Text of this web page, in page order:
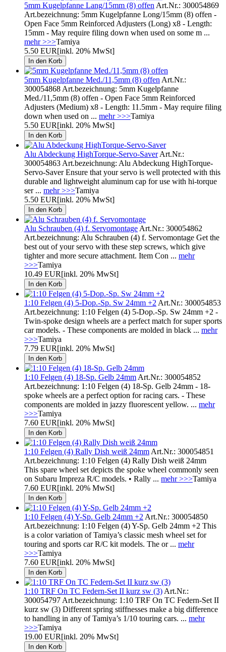
5mm Kugelpfanne Lang/15mm (8) offen Art.Nr.: 300054869
Art.bezeichnung: 5mm Kugelpfanne Long/15mm (8) offen -
Open Face 5mm Reinforced Adjusters (Long) x8 - Length:
15mm - May require filing down when used on some m ...
mehr >>>Tamiya
5.50 EUR[inkl. 20% MwSt]
5mm Kugelpfanne Med./11,5mm (8) offen Art.Nr.:
300054868 Art.bezeichnung: 5mm Kugelpfanne
Med./11,5mm (8) offen - Open Face 5mm Reinforced
Adjusters (Medium) x8 - Length: 11.5mm - May require filing
down when used on ... mehr >>>Tamiya
5.50 EUR[inkl. 20% MwSt]
Alu Abdeckung HighTorque-Servo-SaverArt.Nr.:
300054863 Art.bezeichnung: Alu Abdeckung HighTorque-
Servo-Saver Ensure that your servo is well protected with this
durable and lightweight aluminum cap for use with hi-torque
ser ... mehr >>>Tamiya
5.50 EUR[inkl. 20% MwSt]
Alu Schrauben (4) f. Servomontage Art.Nr.: 300054862
Art.bezeichnung: Alu Schrauben (4) f. Servomontage Get the
best out of your servo with these step screws, which give
tighter and more secure attachment. Item Con ... mehr
>>>Tamiya
10.49 EUR[inkl. 20% MwSt]
1:10 Felgen (4) 5-Dop.-Sp. Sw 24mm +2 Art.Nr.: 300054853
Art.bezeichnung: 1:10 Felgen (4) 5-Dop.-Sp. Sw 24mm +2 -
Twin-spoke design wheels are a perfect match for super sports
car models. - These components are molded in black ... mehr
>>>Tamiya
7.79 EUR[inkl. 20% MwSt]
1:10 Felgen (4) 18-Sp. Gelb 24mm Art.Nr.: 300054852
Art.bezeichnung: 1:10 Felgen (4) 18-Sp. Gelb 24mm - 18-
spoke wheels are a perfect option for racing cars. - These
components are molded in jazzy fluorescent yellow. ... mehr
>>>Tamiya
7.60 EUR[inkl. 20% MwSt]
1:10 Felgen (4) Rally Dish weiß 24mm Art.Nr.: 300054851
Art.bezeichnung: 1:10 Felgen (4) Rally Dish weiß 24mm
This spare wheel set depicts the spoke wheel commonly seen
on Subaru Impreza R/C models. • Rally ... mehr >>>Tamiya
7.60 EUR[inkl. 20% MwSt]
1:10 Felgen (4) Y-Sp. Gelb 24mm +2 Art.Nr.: 300054850
Art.bezeichnung: 1:10 Felgen (4) Y-Sp. Gelb 24mm +2 This
is a color variation of Tamiya’s classic mesh wheel set for
touring and sports car R/C kit models. The or ... mehr
>>>Tamiya
7.60 EUR[inkl. 20% MwSt]
1:10 TRF On TC Federn-Set II kurz sw (3) Art.Nr.:
300054797 Art.bezeichnung: 1:10 TRF On TC Federn-Set II
kurz sw (3) Different spring stiffnesses make a big difference
to handling in any of Tamiya’s 1/10 touring cars. ... mehr
>>>Tamiya
19.00 EUR[inkl. 20% MwSt]